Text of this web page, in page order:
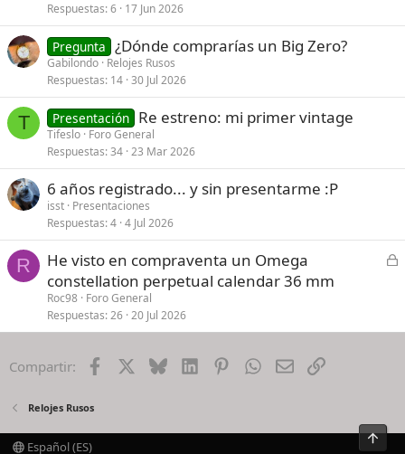
Respuestas 6 17 Jun 2026
Pregunta ¿Dónde comprarías un Big Zero?
Gabilondo Relojes Rusos
Respuestas 14 30 Jul 2026
T Presentación Re estreno: mi primer vintage
Tifeslo Foro General
Respuestas 34 23 Mar 2026
6 años registrado... y sin presentarme :P
isst Presentaciones
Respuestas 4 4 Jul 2026
R
C
a
He visto en compraventa un Omega
constellation perpetual calendar 36 mm
Roc98 Foro General
Respuestas 26 20 Jul 2026
Compartir: Facebook BlueskyLinkedInPinterestWhatsApp
EmailEnlace
Relojes Rusos
Español (ES)